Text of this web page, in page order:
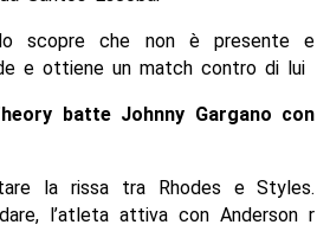
scopre che non è presente e
e ottiene un match contro di lui
batte Johnny Gargano con
la rissa tra Rhodes e Styles.
l’atleta attiva con Anderson r